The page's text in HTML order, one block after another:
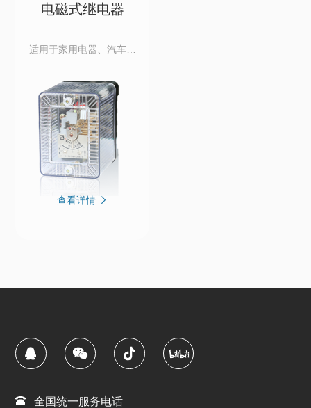
电磁式继电器
适用于家用电器、汽车电
转换与低电压控制高电
压。
查看详情
全国统一服务电话